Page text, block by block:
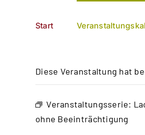
Start
Diese Veranstaltung hat
Veranstaltungsserie:
ohne Beeinträchtigung